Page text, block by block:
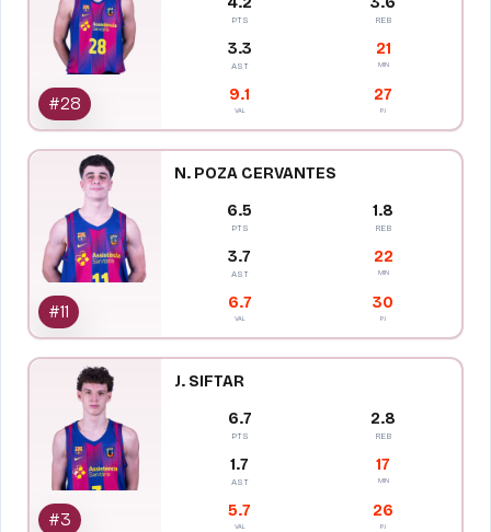
#28
PTS REB
3.3
AST
21
MIN
9.1
VAL
27
PJ
#11
N. POZA CERVANTES
6.5
PTS
1.8
REB
3.7
AST
22
MIN
6.7
VAL
30
PJ
#3
J. SIFTAR
6.7
PTS
2.8
REB
1.7
AST
17
MIN
5.7
VAL
26
PJ